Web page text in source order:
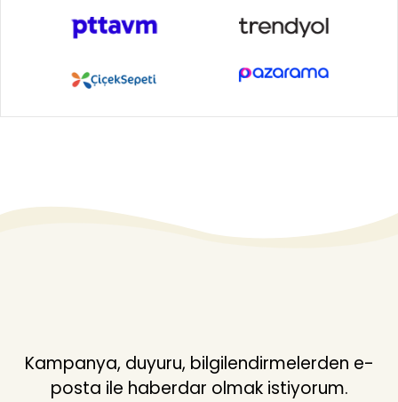
Kampanya, duyuru, bilgilendirmelerden e-
posta ile haberdar olmak istiyorum.